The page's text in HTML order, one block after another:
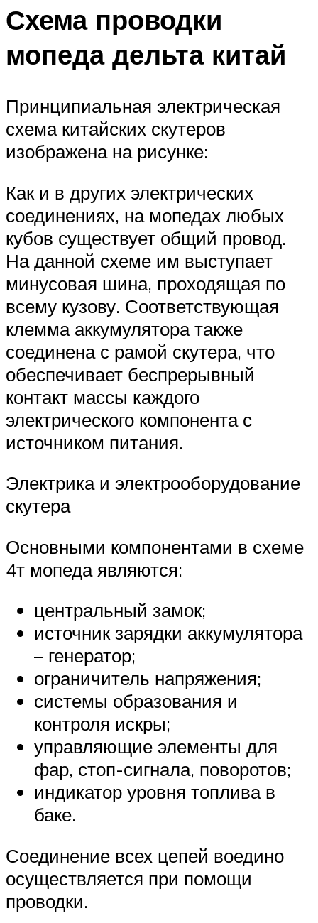
Схема проводки
мопеда дельта китай
Принципиальная электрическая
схема китайских скутеров
изображена на рисунке:
Как и в других электрических
соединениях, на мопедах любых
кубов существует общий провод.
На данной схеме им выступает
минусовая шина, проходящая по
всему кузову. Соответствующая
клемма аккумулятора также
соединена с рамой скутера, что
обеспечивает беспрерывный
контакт массы каждого
электрического компонента с
источником питания.
Электрика и электрооборудование
скутера
Основными компонентами в схеме
4т мопеда являются:
центральный замок;
источник зарядки аккумулятора
– генератор;
ограничитель напряжения;
системы образования и
контроля искры;
управляющие элементы для
фар, стоп-сигнала, поворотов;
индикатор уровня топлива в
баке.
Соединение всех цепей воедино
осуществляется при помощи
проводки.